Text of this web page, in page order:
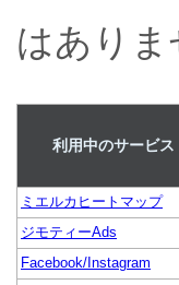
はありま
利用中のサービス
ミエルカヒートマップ
ジモティーAds
Facebook/Instagram